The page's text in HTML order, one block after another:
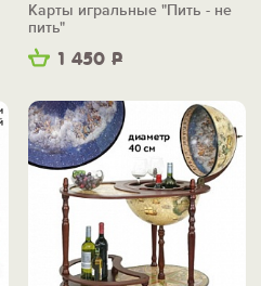
1 450 Р
Карты игральные "Пить - не
пить"